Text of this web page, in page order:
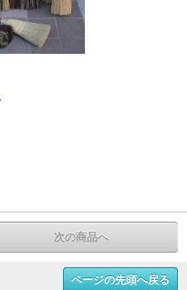
次の商品へ
ページの先頭へ戻る